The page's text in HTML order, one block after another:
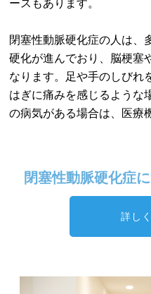
ースもあります。
閉塞性動脈硬化症の人は、
硬化が進んでおり、脳梗塞
なります。足や手のしびれ
はぎに痛みを感じるような
の病気がある場合は、医療
閉塞性動脈硬化症
詳し